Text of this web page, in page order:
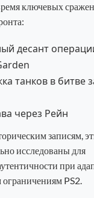
ключевых
десант
танков в битве
через Рейн
записям,
исследованы для
при
PS2.